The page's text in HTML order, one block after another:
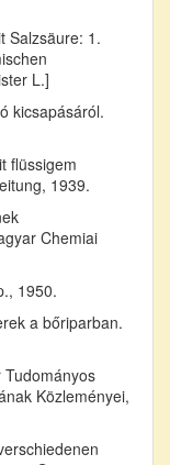
Salzsäure: 1.
L.]
kicsapásáról.
flüssigem
1939.
Chemiai
1950.
a bőriparban.
Közleményei,